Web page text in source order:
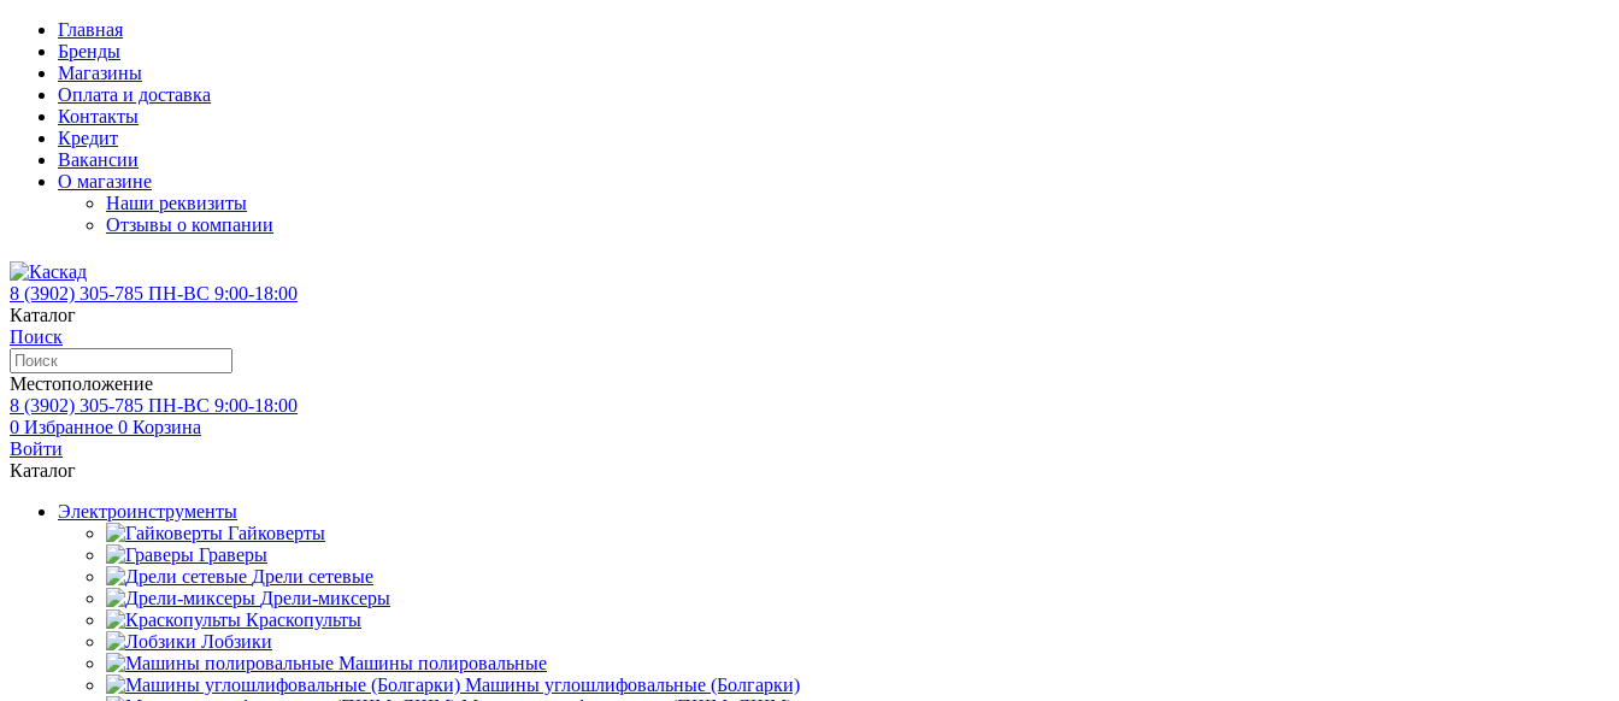
Главная
Бренды
Магазины
Оплата и доставка
Контакты
Кредит
Вакансии
О магазине
Наши реквизиты
Отзывы о компании
8 (3902) 305-785 ПН-ВС 9:00-18:00
Каталог
Поиск
Местоположение
8 (3902) 305-785 ПН-ВС 9:00-18:00
0 Избранное 0 Корзина
Войти
Каталог
Электроинструменты
Гайковерты
Граверы
Дрели сетевые
Дрели-миксеры
Краскопульты
Лобзики
Машины полировальные
Машины углошлифовальные (Болгарки)